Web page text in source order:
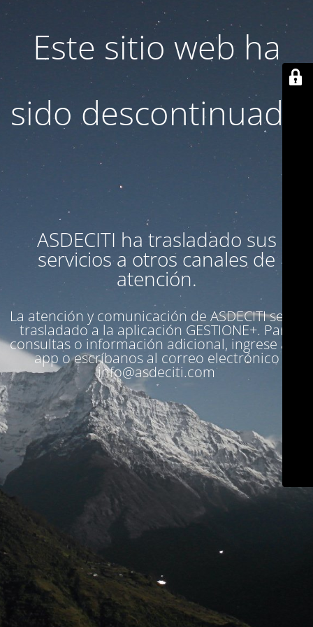
Este sitio web ha
sido descontinuado
ASDECITI ha trasladado sus
servicios a otros canales de
atención.
La atención y comunicación de ASDECITI se ha
trasladado a la aplicación GESTIONE+. Para
consultas o información adicional, ingrese a la
app o escríbanos al correo electrónico
info@asdeciti.com